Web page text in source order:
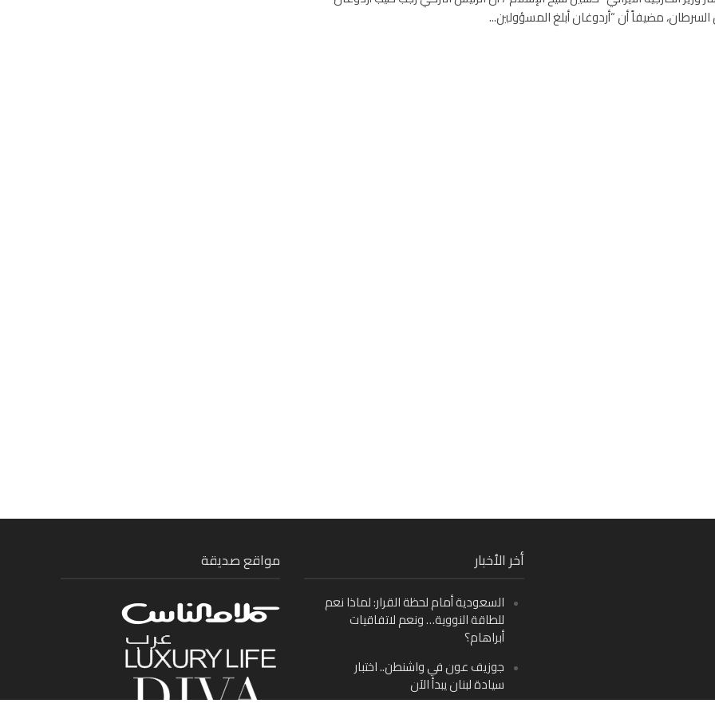
مضيفاً أن “أردوغان أبلغ المسؤولين...
مواقع صديقة أخر الأخبار
السعودية أمام لحظة القرار: لماذا نعم
للطاقة النووية… ونعم لاتفاقيات
أبراهام؟
جوزيف عون في واشنطن.. اختبار
سيادة لبنان يبدأ الآن